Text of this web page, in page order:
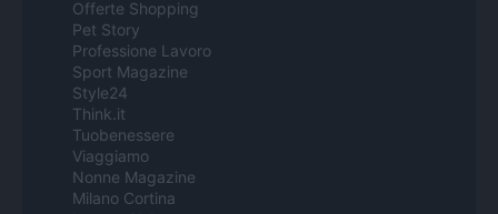
Offerte Shopping
Pet Story
Professione Lavoro
Sport Magazine
Style24
Think.it
Tuobenessere
Viaggiamo
Nonne Magazine
Milano Cortina